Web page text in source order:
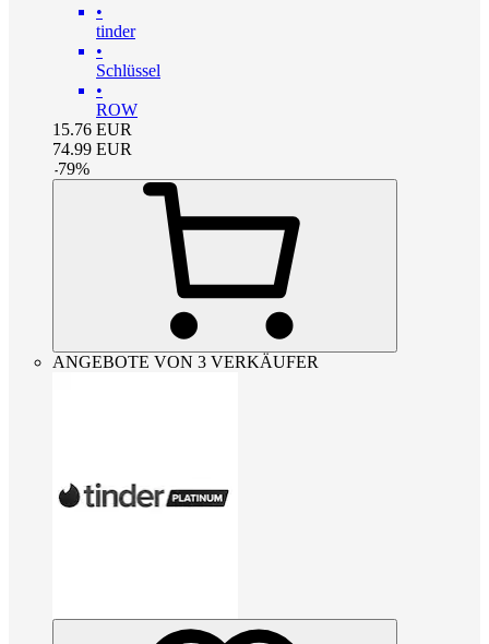
•
tinder
•
Schlüssel
•
ROW
15.76 EUR
74.99 EUR
-79%
ANGEBOTE VON 3 VERKÄUFER